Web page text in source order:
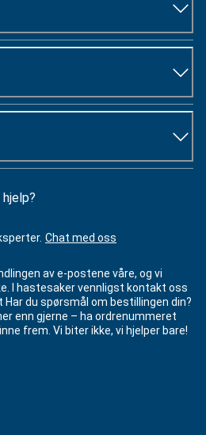
Chat med oss
av e-postene våre, og vi
I hastesaker vennligst kontakt oss
Har du spørsmål om bestillingen din?
enn gjerne – ha ordrenummeret
frem. Vi biter ikke, vi hjelper bare!